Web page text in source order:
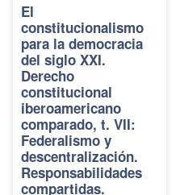
El
constitucionalismo
para la democracia
del siglo XXI.
Derecho
constitucional
iberoamericano
comparado, t. VII:
Federalismo y
descentralización.
Responsabilidades
compartidas.